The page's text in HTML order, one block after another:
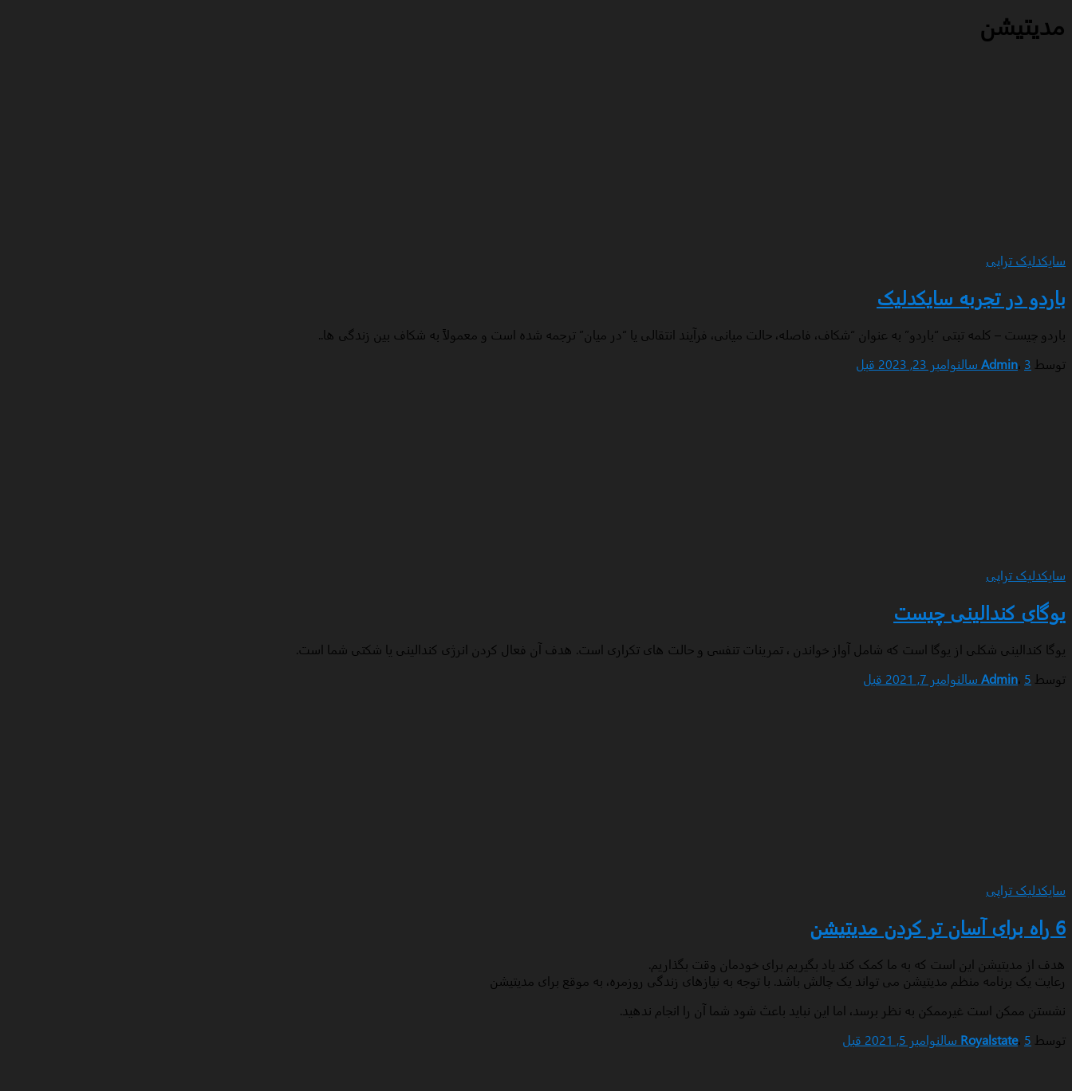
مدیتیشن
سایکدلیک تراپی
باردو در تجربه سایکدلیک
باردو چیست – کلمه تبتی “باردو” به عنوان “شکاف، فاصله، حالت میانی، فرآیند انتقالی یا “در میان” ترجمه شده است و معمولاً به شکاف بین زندگی ها..
توسط
Admin، 3 سال نوامبر 23, 2023 قبل
سایکدلیک تراپی
یوگای کندالینی چیست
یوگا کندالینی شکلی از یوگا است که شامل آواز خواندن ، تمرینات تنفسی و حالت های تکراری است. هدف آن فعال کردن انرژی کندالینی یا شکتی شما است.
توسط
Admin، 5 سال نوامبر 7, 2021 قبل
سایکدلیک تراپی
6 راه برای آسان تر کردن مدیتیشن
هدف از مدیتیشن این است که به ما کمک کند یاد بگیریم برای خودمان وقت بگذاریم.
رعایت یک برنامه منظم مدیتیشن می تواند یک چالش باشد. با توجه به نیازهای زندگی روزمره، به موقع برای مدیتیشن
نشستن ممکن است غیرممکن به نظر برسد، اما این نباید باعث شود شما آن را انجام ندهید.
توسط
Royalstate، 5 سال نوامبر 5, 2021 قبل